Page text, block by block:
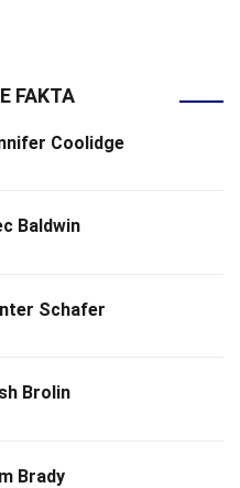
FAKTA
Coolidge
Baldwin
Schafer
Brolin
Brady